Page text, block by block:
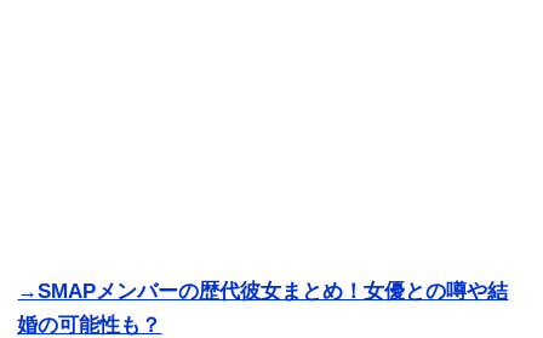
→SMAPメンバーの歴代彼女まとめ！女優との噂や結
婚の可能性も？